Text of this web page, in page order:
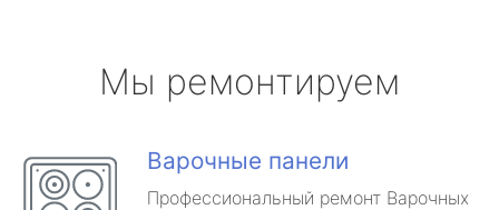
Мы ремонтируем
Варочные панели
Профессиональный ремонт Варочных